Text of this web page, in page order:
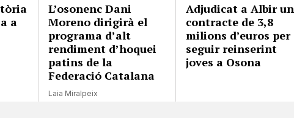
a
L’osonenc Dani
Moreno dirigirà el
programa d’alt
rendiment d’hoquei
patins de la
Federació Catalana
Laia Miralpeix
Adjudicat a Albir un
contracte de 3,8
milions d’euros per
seguir reinserint
joves a Osona